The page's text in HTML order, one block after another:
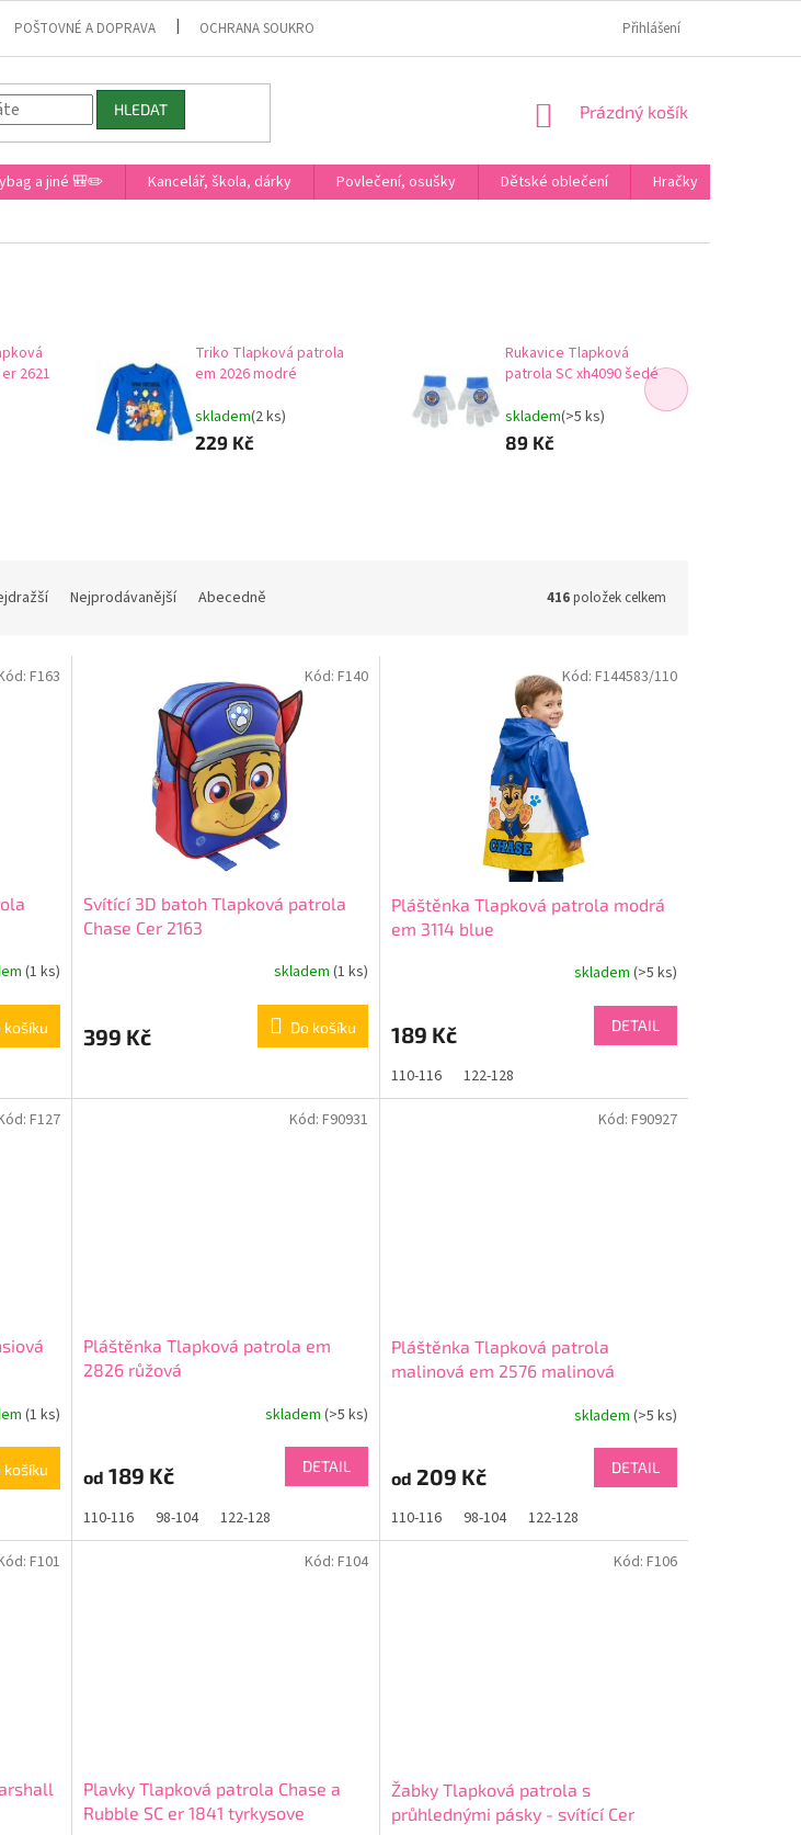
POŠTOVNÉ A DOPRAVA OCHRANA SOUKROMÍ HODNOCENÍ NA HEURÉCE
Přihlášení
HLEDAT
NÁKUPNÍ
Prázdný košík
a jiné 🎒✏️ Kancelář, škola, dárky Povlečení, osušky Dětské oblečení Hračky
2621
Triko Tlapková patrola
em 2026 modré
skladem(2 ks)
229 Kč
Rukavice Tlapková
patrola SC xh4090 šedé
skladem(>5 ks)
89 Kč
Nejprodávanější Abecedně 416položek celkem
(1 ks)
košíku
F163
Svítící 3D batoh Tlapková patrola
Chase Cer 2163
skladem (1 ks)
399 Kč Do košíku
Kód: F140
Pláštěnka Tlapková patrola modrá
em 3114 blue
skladem (>5 ks)
189 Kč DETAIL
110-116 122-128
Kód: F144583/110
(1 ks)
košíku
F127
Pláštěnka Tlapková patrola em
2826 růžová
skladem (>5 ks)
od 189 Kč DETAIL
110-116 98-104 122-128
Kód: F90931
Pláštěnka Tlapková patrola
malinová em 2576 malinová
skladem (>5 ks)
od 209 Kč DETAIL
110-116 98-104 122-128
Kód: F90927
F101
Plavky Tlapková patrola Chase a
Rubble SC er 1841 tyrkysove
Kód: F104
Žabky Tlapková patrola s
průhlednými pásky - svítící Cer
Kód: F106